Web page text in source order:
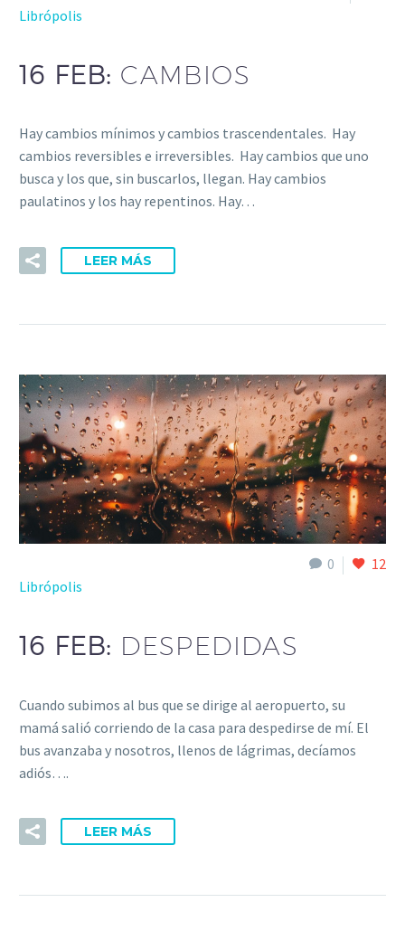
Librópolis
16 FEB: CAMBIOS
Hay cambios mínimos y cambios trascendentales. Hay
cambios reversibles e irreversibles. Hay cambios que uno
busca y los que, sin buscarlos, llegan. Hay cambios
paulatinos y los hay repentinos. Hay…
LEER MÁS
0
12
Librópolis
16 FEB: DESPEDIDAS
Cuando subimos al bus que se dirige al aeropuerto, su
mamá salió corriendo de la casa para despedirse de mí. El
bus avanzaba y nosotros, llenos de lágrimas, decíamos
adiós….
LEER MÁS